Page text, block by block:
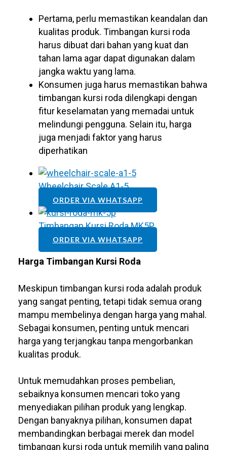
Pertama, perlu memastikan keandalan dan
kualitas produk. Timbangan kursi roda
harus dibuat dari bahan yang kuat dan
tahan lama agar dapat digunakan dalam
jangka waktu yang lama.
Konsumen juga harus memastikan bahwa
timbangan kursi roda dilengkapi dengan
fitur keselamatan yang memadai untuk
melindungi pengguna. Selain itu, harga
juga menjadi faktor yang harus
diperhatikan
Wheelchair Scale A1-5
ORDER VIA WHATSAPP
Timbangan Kursi Roda MK5P
ORDER VIA WHATSAPP
Harga Timbangan Kursi Roda
Meskipun timbangan kursi roda adalah produk
yang sangat penting, tetapi tidak semua orang
mampu membelinya dengan harga yang mahal.
Sebagai konsumen, penting untuk mencari
harga yang terjangkau tanpa mengorbankan
kualitas produk.
Untuk memudahkan proses pembelian,
sebaiknya konsumen mencari toko yang
menyediakan pilihan produk yang lengkap.
Dengan banyaknya pilihan, konsumen dapat
membandingkan berbagai merek dan model
timbangan kursi roda untuk memilih yang paling